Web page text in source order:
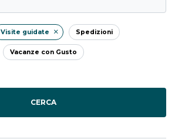
Visite guidate Spedizioni
Vacanze con Gusto
CERCA